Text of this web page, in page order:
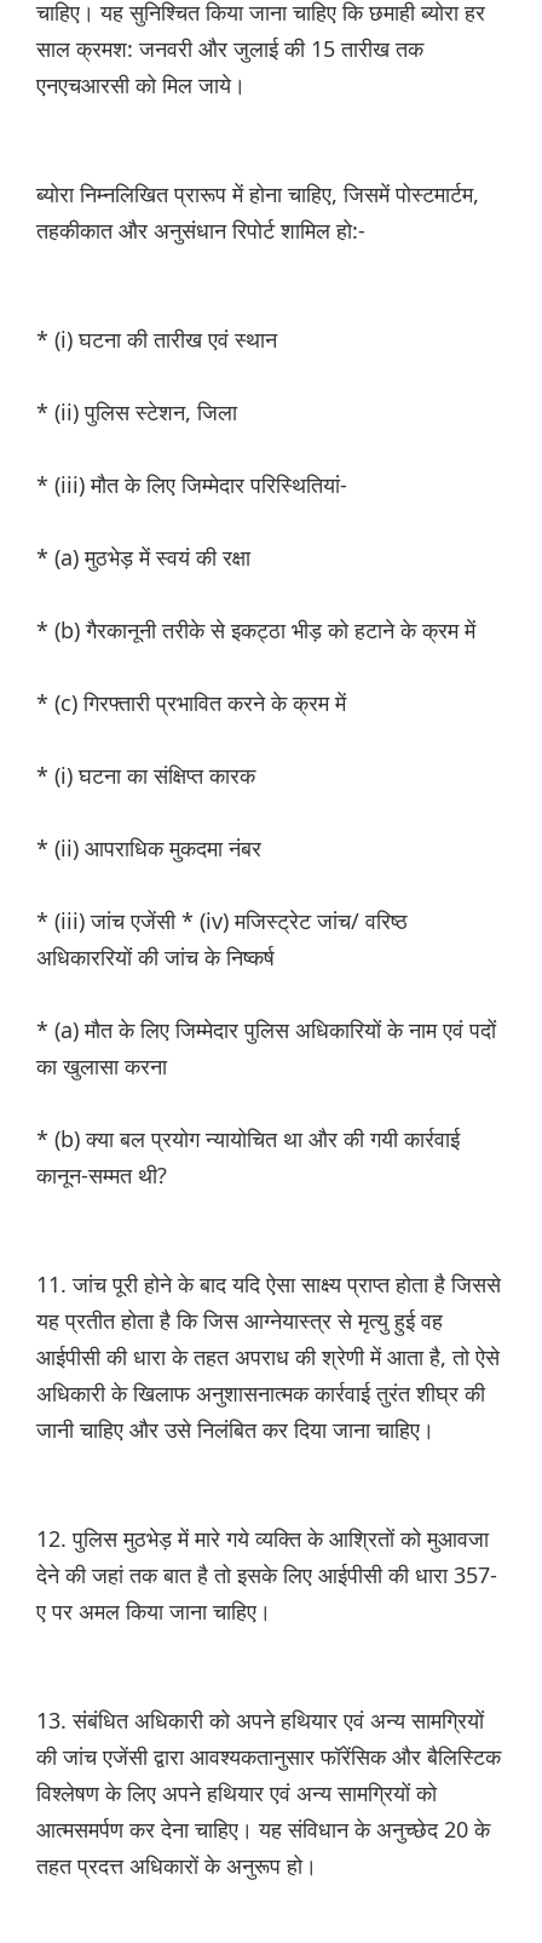
चाहिए। यह सुनिश्चित किया जाना चाहिए कि छमाही ब्योरा हर
साल क्रमश: जनवरी और जुलाई की 15 तारीख तक
एनएचआरसी को मिल जाये।
ब्योरा निम्नलिखित प्रारूप में होना चाहिए, जिसमें पोस्टमार्टम,
तहकीकात और अनुसंधान रिपोर्ट शामिल हो:-
* (i) घटना की तारीख एवं स्थान
* (ii) पुलिस स्टेशन, जिला
* (iii) मौत के लिए जिम्मेदार परिस्थितियां-
* (a) मुठभेड़ में स्वयं की रक्षा
* (b) गैरकानूनी तरीके से इकट्ठा भीड़ को हटाने के क्रम में
* (c) गिरफ्तारी प्रभावित करने के क्रम में
* (i) घटना का संक्षिप्त कारक
* (ii) आपराधिक मुकदमा नंबर
* (iii) जांच एजेंसी * (iv) मजिस्ट्रेट जांच/ वरिष्ठ
अधिकाररियों की जांच के निष्कर्ष
* (a) मौत के लिए जिम्मेदार पुलिस अधिकारियों के नाम एवं पदों
का खुलासा करना
* (b) क्या बल प्रयोग न्यायोचित था और की गयी कार्रवाई
कानून-सम्मत थी?
11. जांच पूरी होने के बाद यदि ऐसा साक्ष्य प्राप्त होता है जिससे
यह प्रतीत होता है कि जिस आग्नेयास्त्र से मृत्यु हुई वह
आईपीसी की धारा के तहत अपराध की श्रेणी में आता है, तो ऐसे
अधिकारी के खिलाफ अनुशासनात्मक कार्रवाई तुरंत शीघ्र की
जानी चाहिए और उसे निलंबित कर दिया जाना चाहिए।
12. पुलिस मुठभेड़ में मारे गये व्यक्ति के आश्रितों को मुआवजा
देने की जहां तक बात है तो इसके लिए आईपीसी की धारा 357-
ए पर अमल किया जाना चाहिए।
13. संबंधित अधिकारी को अपने हथियार एवं अन्य सामग्रियों
की जांच एजेंसी द्वारा आवश्यकतानुसार फॉरेंसिक और बैलिस्टिक
विश्लेषण के लिए अपने हथियार एवं अन्य सामग्रियों को
आत्मसमर्पण कर देना चाहिए। यह संविधान के अनुच्छेद 20 के
तहत प्रदत्त अधिकारों के अनुरूप हो।